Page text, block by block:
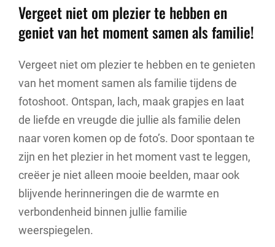
Vergeet niet om plezier te hebben en
geniet van het moment samen als familie!
Vergeet niet om plezier te hebben en te genieten
van het moment samen als familie tijdens de
fotoshoot. Ontspan, lach, maak grapjes en laat
de liefde en vreugde die jullie als familie delen
naar voren komen op de foto’s. Door spontaan te
zijn en het plezier in het moment vast te leggen,
creëer je niet alleen mooie beelden, maar ook
blijvende herinneringen die de warmte en
verbondenheid binnen jullie familie
weerspiegelen.